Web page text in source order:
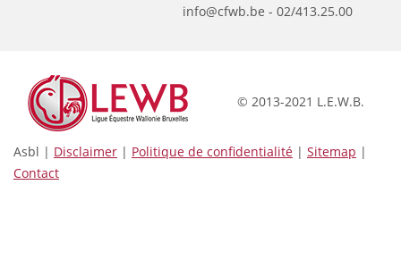
info@cfwb.be - 02/413.25.00
© 2013-2021 L.E.W.B.
Asbl | Disclaimer | Politique de confidentialité | Sitemap |
Contact